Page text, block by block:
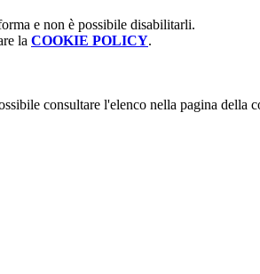
e non è possibile disabilitarli.
la COOKIE POLICY.
consultare l'elenco nella pagina della